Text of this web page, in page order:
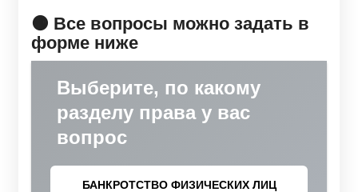
🟠 Все вопросы можно задать в
форме ниже